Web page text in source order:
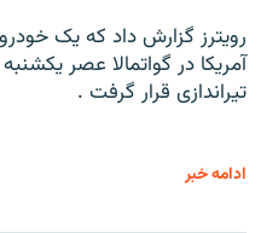
رویترز گزارش داد که یک
آمریکا در گواتمالا عصر
تیراندازی قرار گرفت .
ادامه خبر